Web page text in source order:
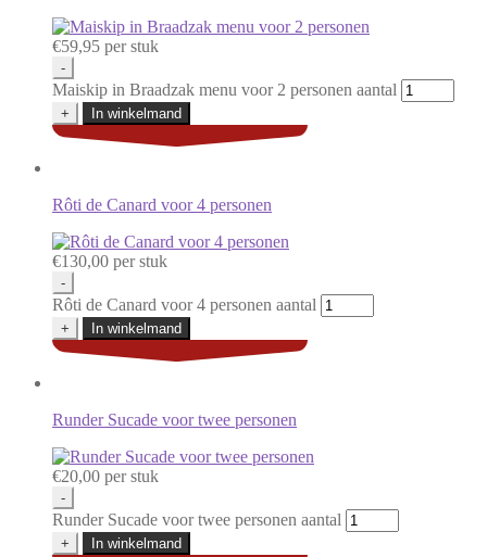
€59,95 per stuk
-
Maiskip in Braadzak menu voor 2 personen aantal
+ In winkelmand
Rôti de Canard voor 4 personen
€130,00 per stuk
-
Rôti de Canard voor 4 personen aantal
+ In winkelmand
Runder Sucade voor twee personen
€20,00 per stuk
-
Runder Sucade voor twee personen aantal
+ In winkelmand